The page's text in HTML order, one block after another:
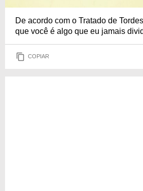
De acordo com o Tratado de
que você é algo que eu jamais
COPIAR